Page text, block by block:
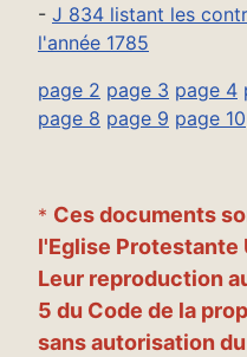
- J 834 listant les
l'année 1785
page 2 page 3 page 4
page 8 page 9 page 10
* Ces documents
l'Eglise Protestante
Leur reproduction
5 du Code de la
sans autorisation